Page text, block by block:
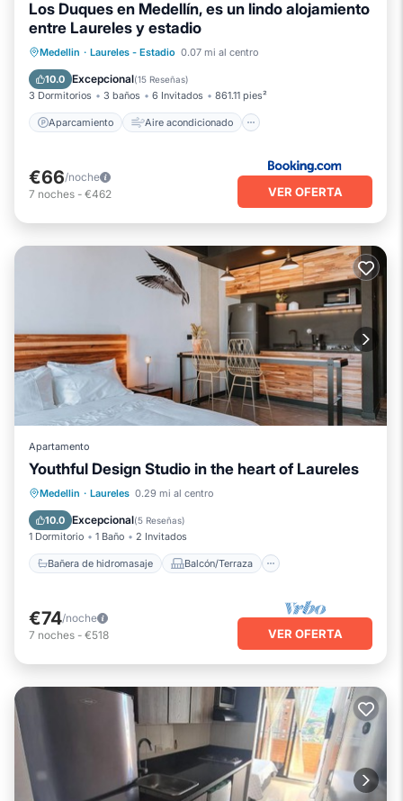
Los Duques en Medellín, es un lindo alojamiento
entre Laureles y estadio
Medellin · Laureles - Estadio 0.07 mi al centro
10.0 Excepcional(15 Reseñas)
3 Dormitorios 3 baños 6 Invitados 861.11 pies²
Aparcamiento Aire acondicionado
Aparcamiento
Aire acondicionado
Internet
Se admiten mascotas
€66/noche
7 noches - €462 VER OFERTA
Apartamento
Youthful Design Studio in the heart of Laureles
Medellin · Laureles 0.29 mi al centro
10.0 Excepcional(5 Reseñas)
1 Dormitorio 1 Baño 2 Invitados
Bañera de hidromasaje Balcón/Terraza
Bañera de hidromasaje
Cocina
Aire acondicionado
€74/noche
7 noches - €518 VER OFERTA